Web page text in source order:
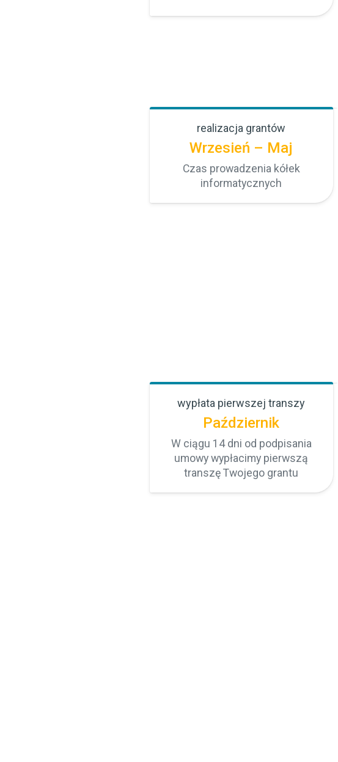
realizacja grantów
Wrzesień – Maj
Czas prowadzenia kółek
informatycznych
wypłata pierwszej transzy
Październik
W ciągu 14 dni od podpisania
umowy wypłacimy pierwszą
transzę Twojego grantu